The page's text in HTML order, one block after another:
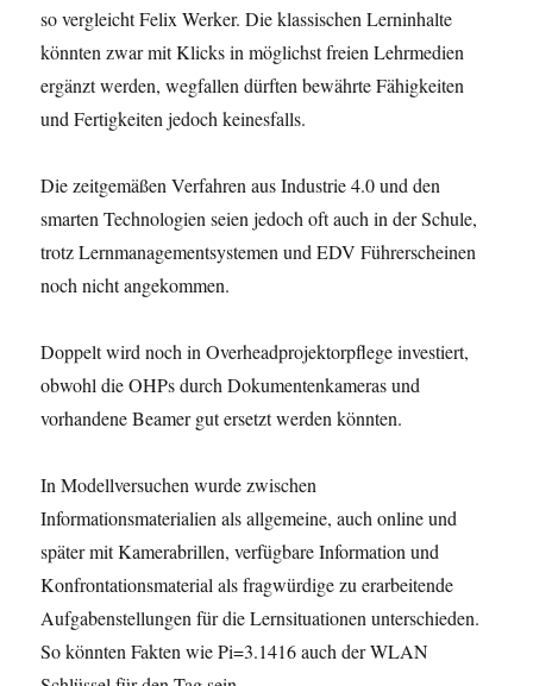
so vergleicht Felix Werker. Die klassischen Lerninhalte
könnten zwar mit Klicks in möglichst freien Lehrmedien
ergänzt werden, wegfallen dürften bewährte Fähigkeiten
und Fertigkeiten jedoch keinesfalls.
Die zeitgemäßen Verfahren aus Industrie 4.0 und den
smarten Technologien seien jedoch oft auch in der Schule,
trotz Lernmanagementsystemen und EDV Führerscheinen
noch nicht angekommen.
Doppelt wird noch in Overheadprojektorpflege investiert,
obwohl die OHPs durch Dokumentenkameras und
vorhandene Beamer gut ersetzt werden könnten.
In Modellversuchen wurde zwischen
Informationsmaterialien als allgemeine, auch online und
später mit Kamerabrillen, verfügbare Information und
Konfrontationsmaterial als fragwürdige zu erarbeitende
Aufgabenstellungen für die Lernsituationen unterschieden.
So könnten Fakten wie Pi=3.1416 auch der WLAN